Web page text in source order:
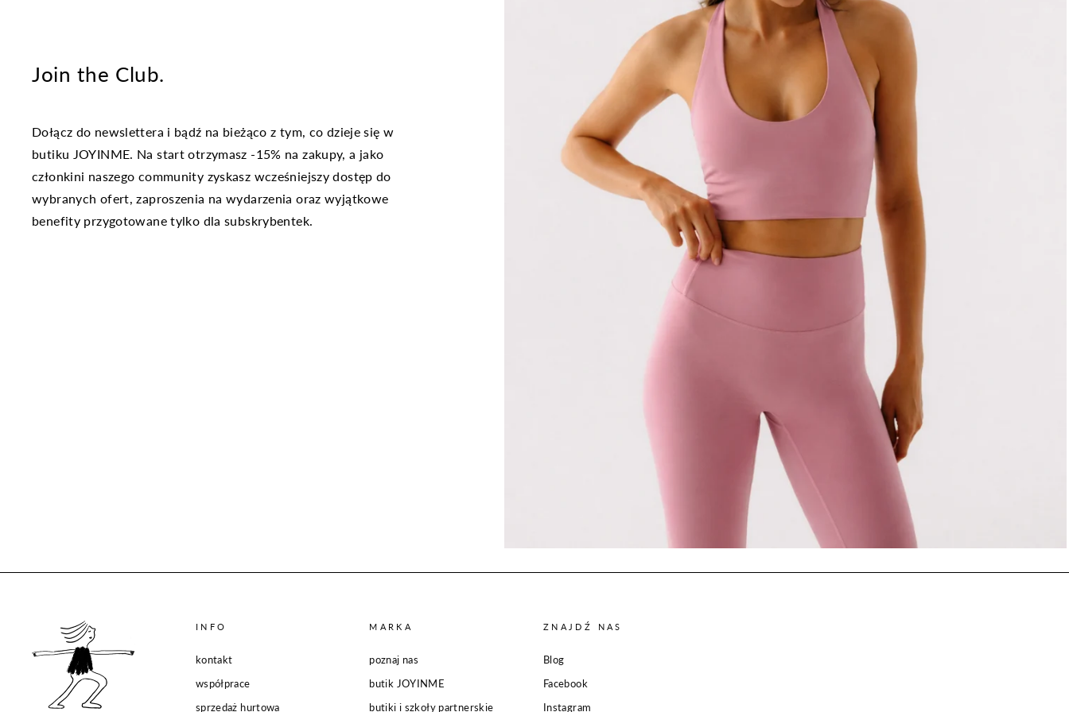
Join the Club.
Dołącz do newslettera i bądź na bieżąco z tym, co dzieje się w
butiku JOYINME. Na start otrzymasz -15% na zakupy, a jako
członkini naszego community zyskasz wcześniejszy dostęp do
wybranych ofert, zaproszenia na wydarzenia oraz wyjątkowe
benefity przygotowane tylko dla subskrybentek.
INFO
kontakt
współprace
sprzedaż hurtowa
MARKA
poznaj nas
butik JOYINME
butiki i szkoły partnerskie
ZNAJDŹ NAS
Blog
Facebook
Instagram